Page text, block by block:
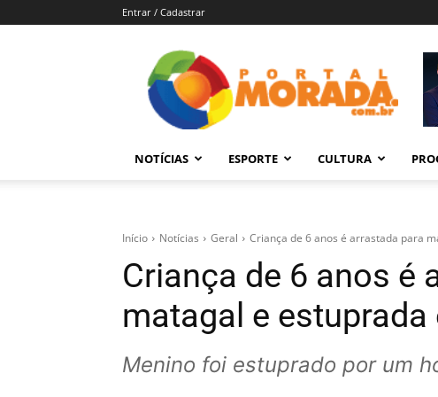
Entrar / Cadastrar
Morada
–
Araraquara
NOTÍCIAS ESPORTE CULTURA
Início Notícias Geral Criança de 6 anos é arrastada para
Criança de 6 anos é
matagal e estuprada
Menino foi estuprado por um